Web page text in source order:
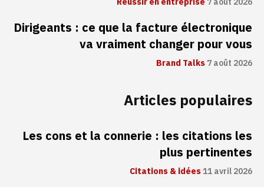
Dirigeants : ce que la facture électronique
va vraiment changer pour vous
Brand Talks7 août 2026
Articles populaires
Les cons et la connerie : les citations les
plus pertinentes
Citations & idées11 avril 2026